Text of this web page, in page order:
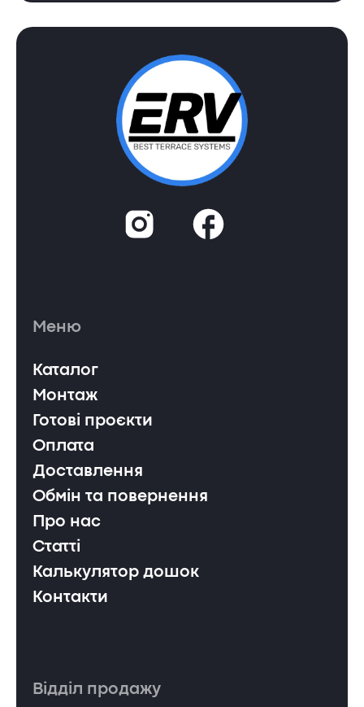
Меню
Каталог
Монтаж
Готові проєкти
Оплата
Доставлення
Обмін та повернення
Про нас
Статті
Калькулятор дошок
Контакти
Відділ продажу